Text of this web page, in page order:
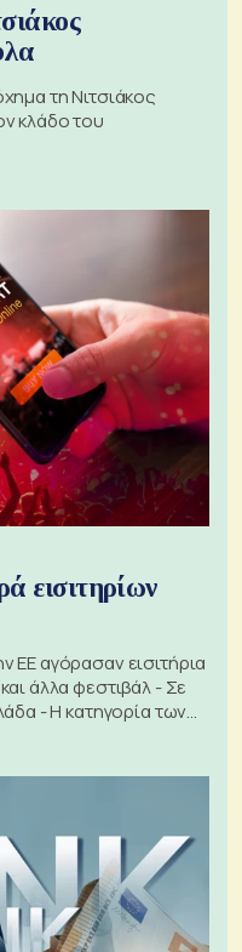
τη Νιτσιάκος
κλάδο του
εισιτηρίων
ΕΕ αγόρασαν εισιτήρια
άλλα φεστιβάλ - Σε
- Η κατηγορία των